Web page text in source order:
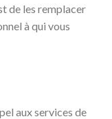
de les remplacer
à qui vous
aux services de